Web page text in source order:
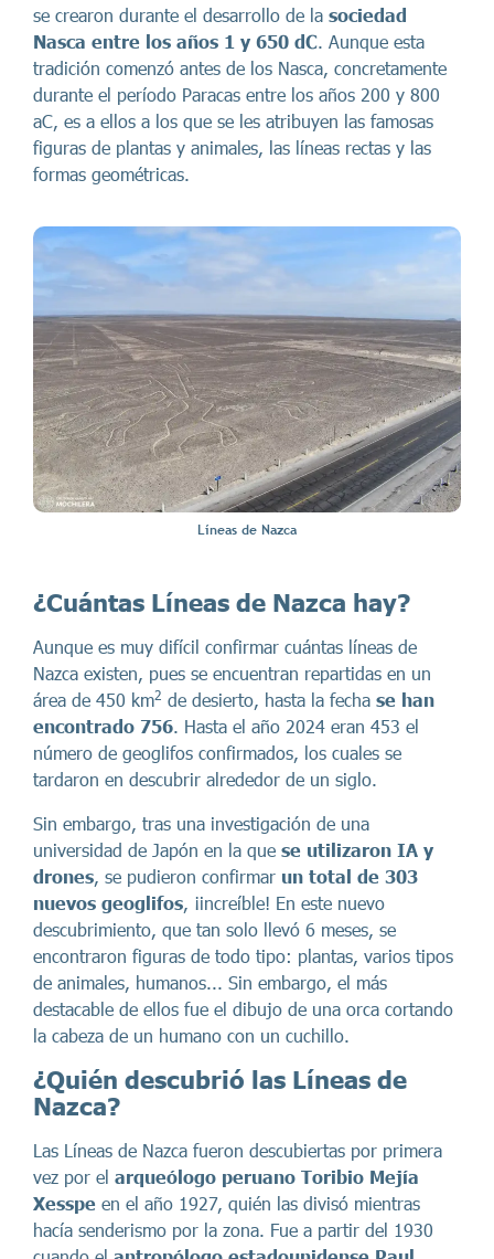
se crearon durante el desarrollo de la sociedad
Nasca entre los años 1 y 650 dC. Aunque esta
tradición comenzó antes de los Nasca, concretamente
durante el período Paracas entre los años 200 y 800
aC, es a ellos a los que se les atribuyen las famosas
figuras de plantas y animales, las líneas rectas y las
formas geométricas.
Líneas de Nazca
¿Cuántas Líneas de Nazca hay?
Aunque es muy difícil confirmar cuántas líneas de
Nazca existen, pues se encuentran repartidas en un
área de 450 km2 de desierto, hasta la fecha se han
encontrado 756 . Hasta el año 2024 eran 453 el
número de geoglifos confirmados, los cuales se
tardaron en descubrir alrededor de un siglo.
Sin embargo, tras una investigación de una
universidad de Japón en la que se utilizaron IA y
drones , se pudieron confirmar un total de 303
nuevos geoglifos , ¡increíble! En este nuevo
descubrimiento, que tan solo llevó 6 meses, se
encontraron figuras de todo tipo: plantas, varios tipos
de animales, humanos... Sin embargo, el más
destacable de ellos fue el dibujo de una orca cortando
la cabeza de un humano con un cuchillo.
¿Quién descubrió las Líneas de
Nazca?
Las Líneas de Nazca fueron descubiertas por primera
vez por el arqueólogo peruano Toribio Mejía
Xesspe en el año 1927, quién las divisó mientras
hacía senderismo por la zona. Fue a partir del 1930